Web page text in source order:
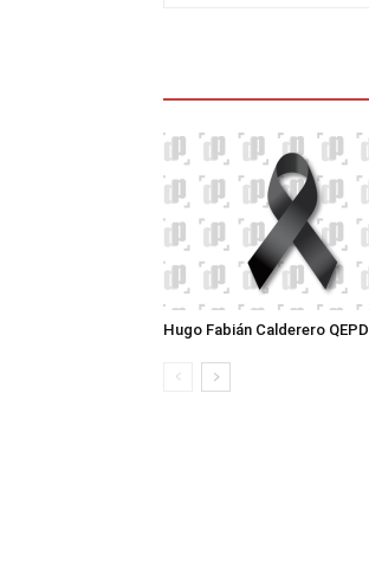
Hugo Fabián Calderero QEPD